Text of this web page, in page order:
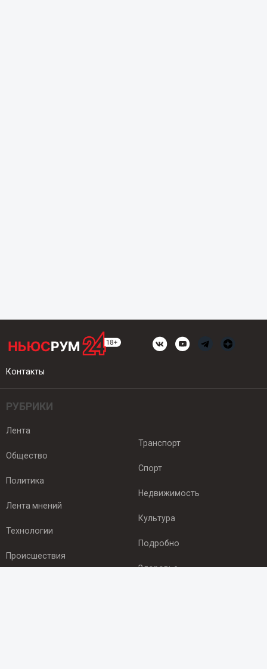
Контакты
РУБРИКИ
Лента
Общество
Политика
Лента мнений
Технологии
Происшествия
Транспорт
Спорт
Недвижимость
Культура
Подробно
Здоровье